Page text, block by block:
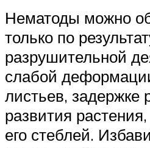
Нематоды можно
только по
разрушительной
слабой
листьев, задержке
развития
его стеблей.